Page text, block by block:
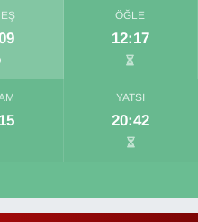
ÖĞLE
12:17
YATSI
20:42